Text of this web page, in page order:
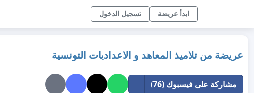
تسجيل الدخول ابدأ عريضة
عريضة من تلاميذ المعاهد و الاعداديات التونسية
مشاركة على فيسبوك (76)